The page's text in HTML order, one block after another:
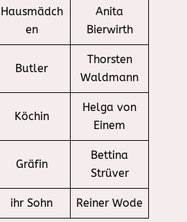
Hausmädch
en
Anita
Bierwirth
Butler
Thorsten
Waldmann
Köchin
Helga von
Einem
Gräfin
Bettina
Strüver
ihr Sohn Reiner Wode